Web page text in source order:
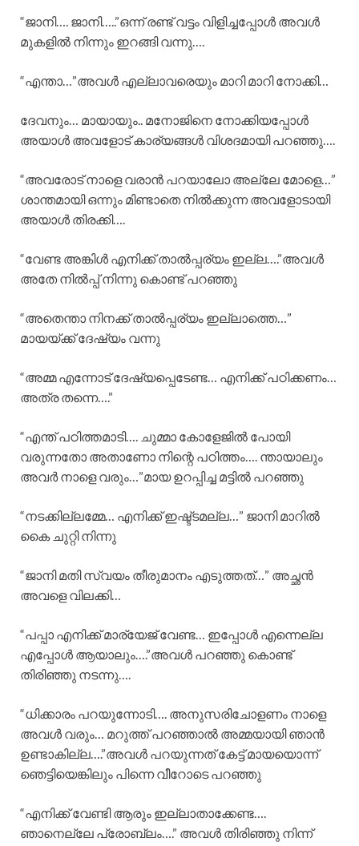
“ജാനി…. ജാനി…..”ഒന്ന് രണ്ട് വട്ടം വിളിച്ചപ്പോൾ അവൾ
മുകളിൽ നിന്നും ഇറങ്ങി വന്നു….
“എന്താ…”അവൾ എല്ലാവരെയും മാറി മാറി നോക്കി…
ദേവനും… മായായും.. മനോജിനെ നോക്കിയപ്പോൾ
അയാൾ അവളോട് കാര്യങ്ങൾ വിശദമായി പറഞ്ഞു….
“അവരോട് നാളെ വരാൻ പറയാലോ അല്ലേ മോളെ…”
ശാന്തമായി ഒന്നും മിണ്ടാതെ നിൽക്കുന്ന അവളോടായി
അയാൾ തിരക്കി….
“വേണ്ട അങ്കിൾ എനിക്ക് താൽപ്പര്യം ഇല്ല….”അവൾ
അതേ നിൽപ്പ് നിന്നു കൊണ്ട് പറഞ്ഞു
“അതെന്താ നിനക്ക് താൽപ്പര്യം ഇല്ലാത്തെ…”
മായയ്ക്ക് ദേഷ്യം വന്നു
“അമ്മ എന്നോട് ദേഷ്യപ്പെടേണ്ട… എനിക്ക് പഠിക്കണം…
അത്ര തന്നെ….”
“എന്ത് പഠിത്തമാടി…. ചുമ്മാ കോളേജിൽ പോയി
വരുന്നതോ അതാണോ നിന്റെ പഠിത്തം…. ന്തായാലും
അവർ നാളെ വരും…”മായ ഉറപ്പിച്ച മട്ടിൽ പറഞ്ഞു
“നടക്കില്ലമ്മേ… എനിക്ക് ഇഷ്ട്ടമല്ല…” ജാനി മാറിൽ
കൈ ചുറ്റി നിന്നു
“ജാനി മതി സ്വയം തീരുമാനം എടുത്തത്…” അച്ഛൻ
അവളെ വിലക്കി…
“പപ്പാ എനിക്ക് മാര്യേജ് വേണ്ട… ഇപ്പോൾ എന്നെല്ല
എപ്പോൾ ആയാലും….”അവൾ പറഞ്ഞു കൊണ്ട്
തിരിഞ്ഞു നടന്നു….
“ധിക്കാരം പറയുന്നോടി…. അനുസരിചോളണം നാളെ
അവൾ വരും… മറുത്ത് പറഞ്ഞാൽ അമ്മയായി ഞാൻ
ഉണ്ടാകില്ല….”അവൾ പറയുന്നത് കേട്ട് മായയൊന്ന്
ഞെട്ടിയെങ്കിലും പിന്നെ വീറോടെ പറഞ്ഞു
“എനിക്ക് വേണ്ടി ആരും ഇല്ലാതാക്കേണ്ട….
ഞാനെല്ലേ പ്രോബ്ലം….” അവൾ തിരിഞ്ഞു നിന്ന്